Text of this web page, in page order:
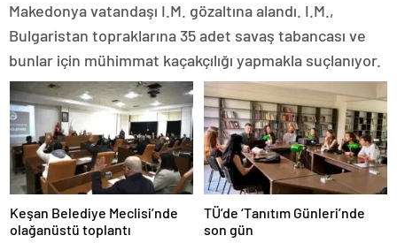
Makedonya vatandaşı I.M. gözaltına alandı. I.M.,
Bulgaristan topraklarına 35 adet savaş tabancası ve
bunlar için mühimmat kaçakçılığı yapmakla suçlanıyor.
Keşan Belediye Meclisi’nde
olağanüstü toplantı
TÜ’de ‘Tanıtım Günleri’nde
son gün